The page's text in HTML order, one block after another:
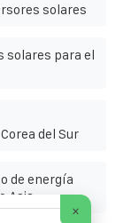
solares
solares para el
del Sur
de energía
Asia
×